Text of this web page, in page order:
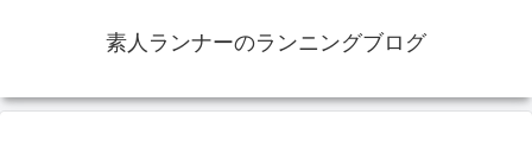
素人ランナーのランニングブログ